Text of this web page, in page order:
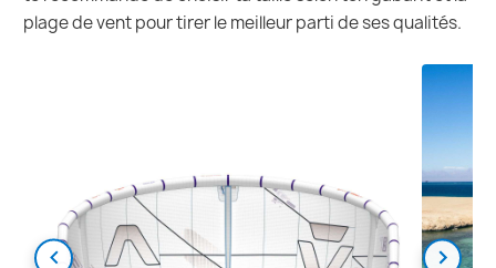
plage de vent pour tirer le meilleur parti de ses qualités.